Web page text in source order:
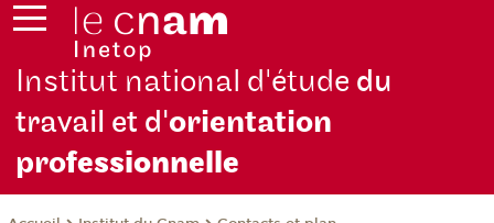
Institut national d'étude du
travail et d'orientation
professionnelle